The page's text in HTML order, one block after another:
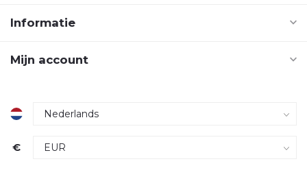
Informatie
Mijn account
€